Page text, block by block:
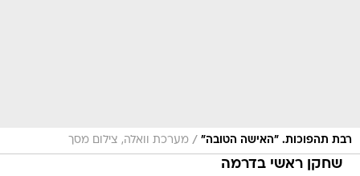
רבת תהפוכות. "האישה הטובה" / מערכת וואלה, צילום מסך
שחקן ראשי בדרמה